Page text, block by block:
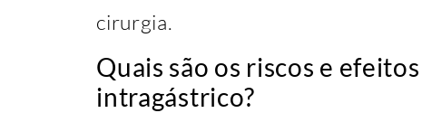
cirurgia.
Quais são os riscos e
intragástrico?